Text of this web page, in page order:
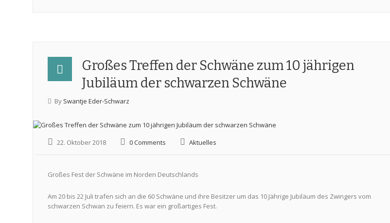
Großes Treffen der Schwäne zum 10 jährigen
Jubiläum der schwarzen Schwäne
By Swantje Eder-Schwarz
22. Oktober 2018 0 Comments Aktuelles
Großes Fest der Schwäne im Norden Deutschlands
Am 20 bis 22 Juli trafen sich an die 60 Schwäne und ihre Besitzer um das 10 Jährige Jubiläum des Zwingers vom
schwarzen Schwan zu feiern. Es war ein großartiges Fest.